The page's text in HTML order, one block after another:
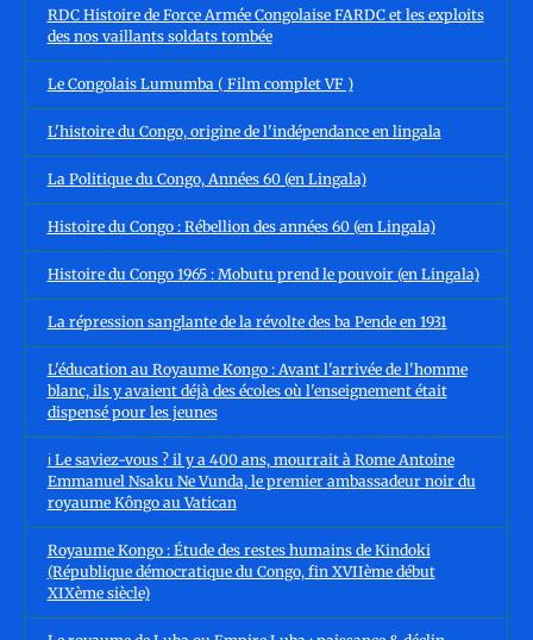
RDC Histoire de Force Armée Congolaise FARDC et les exploits
des nos vaillants soldats tombée
Le Congolais Lumumba ( Film complet VF )
L'histoire du Congo, origine de l'indépendance en lingala
La Politique du Congo, Années 60 (en Lingala)
Histoire du Congo : Rébellion des années 60 (en Lingala)
Histoire du Congo 1965 : Mobutu prend le pouvoir (en Lingala)
La répression sanglante de la révolte des ba Pende en 1931
L'éducation au Royaume Kongo : Avant l'arrivée de l'homme
blanc, ils y avaient déjà des écoles où l'enseignement était
dispensé pour les jeunes
ℹ️ Le saviez-vous ? il y a 400 ans, mourrait à Rome Antoine
Emmanuel Nsaku Ne Vunda, le premier ambassadeur noir du
royaume Kôngo au Vatican
Royaume Kongo : Étude des restes humains de Kindoki
(République démocratique du Congo, fin XVIIème début
XIXème siècle)